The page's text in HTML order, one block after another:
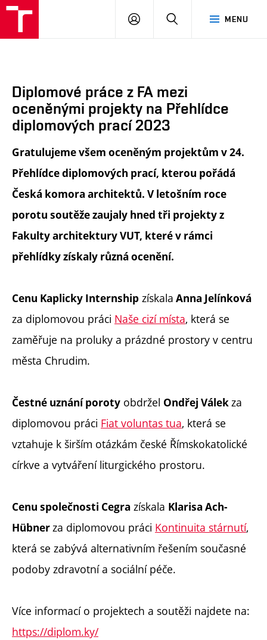
MENU
PŘIHLÁSIT
Diplomové práce z FA mezi
oceněnými projekty na Přehlídce
diplomových prací 2023
Gratulujeme všem oceněným projektům v 24.
Přehlídce diplomových prací, kterou pořádá
Česká komora architektů. V letošním roce
porotu soutěže zaujaly hned tři projekty z
Fakulty architektury VUT, které v rámci
přehlídky získaly různá ocenění.
Cenu Kaplicky Internship získala Anna Jelínková
za diplomovou práci Naše cizí místa, která se
zaměřuje na proluky a prázdné prostory v centru
města Chrudim.
Čestné uznání poroty obdržel Ondřej Válekza
diplomovou práci Fiat voluntas tua, která se
vztahuje k širším otázkám české Římskokatolické
církve a vytváření liturgického prostoru.
Cenu společnosti Cegra získala Klarisa Ach-
Hübnerza diplomovou práci Kontinuita stárnutí,
která se zabývá alternativním řešením současné
podoby zdravotní a sociální péče.
Více informací o projektech a soutěži najdete na:
https://diplom.ky/